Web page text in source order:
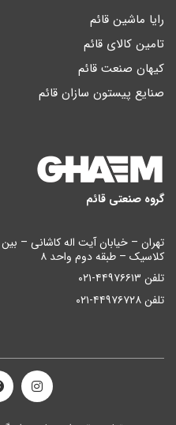
رایا ماشین قائم
تامین کالای قائم
کیهان صنعت قائم
صنایع پیستون سازان قائم
گروه صنعتی قائم
کلاسیک – طبقه دوم واحد ۸
تلفن ۴۴۹۷۶۶۱۳-۰۲۱
تلفن ۴۴۹۷۶۷۲۸-۰۲۱